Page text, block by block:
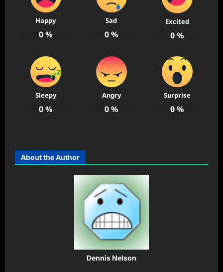
Happy
0%
Sad
0%
Excited
0%
Sleepy
0%
Angry
0%
Surprise
0%
About the Author
Dennis Nelson